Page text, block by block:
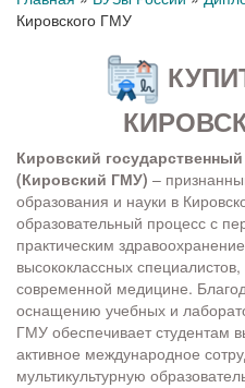
Кировского ГМУ
Кировский
(Кировский ГМУ) –
образования и науки в
образовательный процесс с
практическим
высококлассных
современной медицине.
оснащению учебных и
ГМУ обеспечивает студентам
активное международное
мультикультурную